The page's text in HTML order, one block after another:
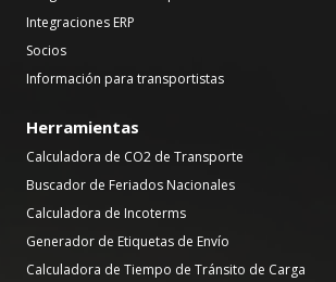
Integraciones ERP
Socios
Información para transportistas
Herramientas
Calculadora de CO2 de Transporte
Buscador de Feriados Nacionales
Calculadora de Incoterms
Generador de Etiquetas de Envío
Calculadora de Tiempo de Tránsito de Carga